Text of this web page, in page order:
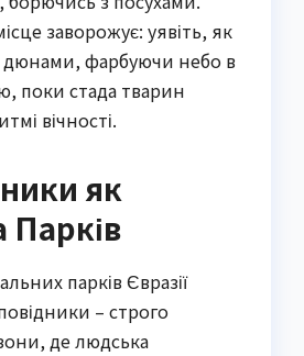
заворожує: уявіть, як
дюнами, фарбуючи небо в
поки стада тварин
вічності.
як
Парків
парків Євразії
– строго
де людська